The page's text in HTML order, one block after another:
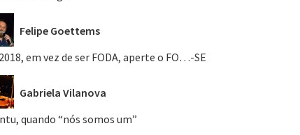
Felipe Goettems
em vez de ser FODA, aperte o FO…-SE
Gabriela Vilanova
quando “nós somos um”